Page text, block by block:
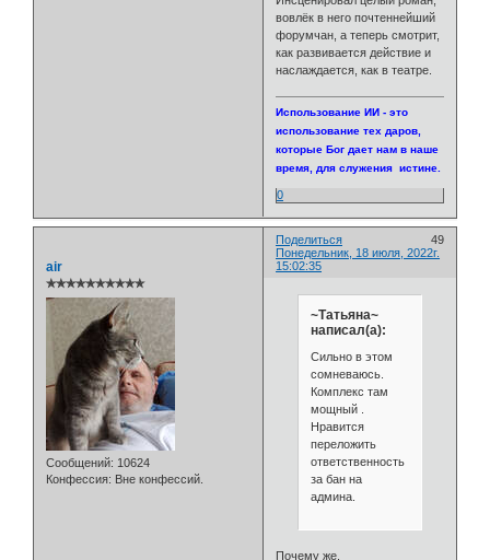
вовлёк в него почтеннейший
форумчан, а теперь смотрит,
как развивается действие и
наслаждается, как в театре.
Использование ИИ - это
использование тех даров,
которые Бог дает нам в наше
время, для служения истине.
0
Поделиться
49
Понедельник, 18 июля, 2022г.
15:02:35
air
✯✯✯✯✯✯✯✯✯✯
Сообщений: 10624
Конфессия: Вне конфессий.
~Татьяна~
написал(а):
Сильно в этом
сомневаюсь.
Комплекс там
мощный .
Нравится
переложить
ответственность
за бан на
админа.
Почему же.